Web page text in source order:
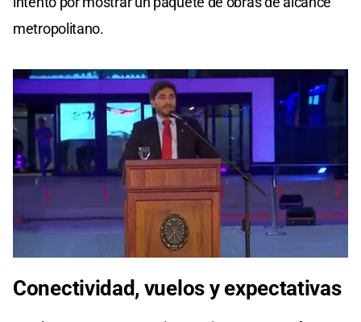
metropolitano.
of
Conectividad, vuelos y expectativas